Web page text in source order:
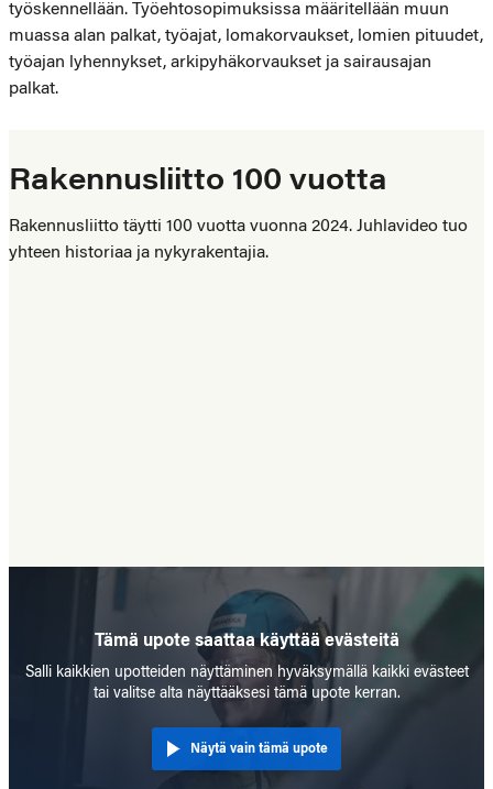
työskennellään. Työehtosopimuksissa määritellään muun
muassa alan palkat, työajat, lomakorvaukset, lomien pituudet,
työajan lyhennykset, arkipyhäkorvaukset ja sairausajan
palkat.
Rakennusliitto 100 vuotta
Rakennusliitto täytti 100 vuotta vuonna 2024. Juhlavideo tuo
yhteen historiaa ja nykyrakentajia.
Tämä upote saattaa käyttää evästeitä
Salli kaikkien upotteiden näyttäminen hyväksymällä kaikki evästeet
tai valitse alta näyttääksesi tämä upote kerran.
Näytä vain tämä upote